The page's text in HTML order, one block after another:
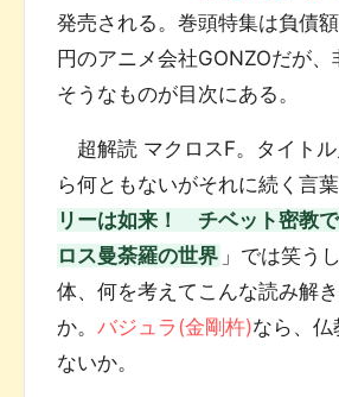
発売される。巻頭特集は負債
円のアニメ会社GONZOだが、
そうなものが目次にある。
超解読 マクロスF。タイト
ら何ともないがそれに続く言
リーは如来！ チベット密教
ロス曼荼羅の世界 」では笑う
体、何を考えてこんな読み解
か。バジュラ(金剛杵)なら、仏
ないか。